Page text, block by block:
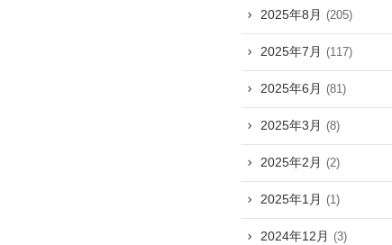
2025年8月 (205)
2025年7月 (117)
2025年6月 (81)
2025年3月 (8)
2025年2月 (2)
2025年1月 (1)
2024年12月 (3)